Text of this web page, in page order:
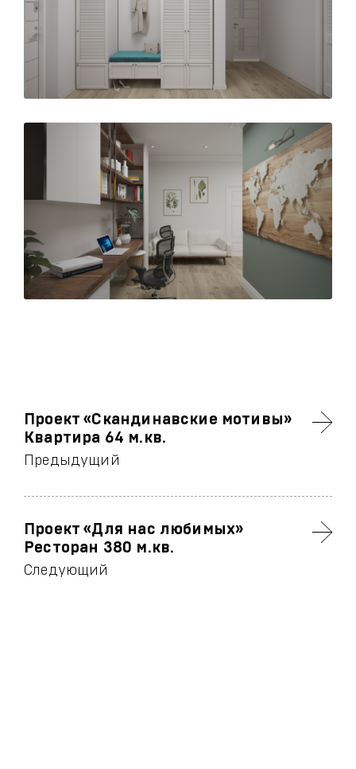
Проект «Скандинавские мотивы»
Квартира 64 м.кв.
Предыдущий
Проект «Для нас любимых»
Ресторан 380 м.кв.
Следующий